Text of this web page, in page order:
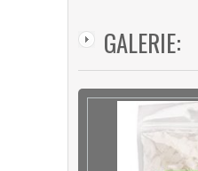
GALERIE: